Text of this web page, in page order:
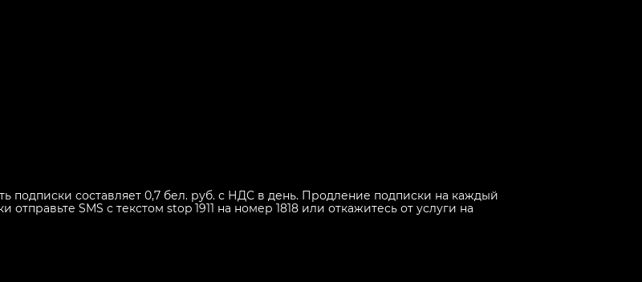
подписки составляет 0,7 бел. руб. с НДС в день. Продление подписки на каждый
SMS с текстом stop 1911 на номер 1818 или откажитесь от услуги на